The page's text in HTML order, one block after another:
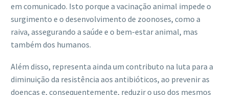
em comunicado. Isto porque a vacinação animal impede o
surgimento e o desenvolvimento de zoonoses, como a
raiva, assegurando a saúde e o bem-estar animal, mas
também dos humanos.
Além disso, representa ainda um contributo na luta para a
diminuição da resistência aos antibióticos, ao prevenir as
doenças e, consequentemente, reduzir o uso dos mesmos